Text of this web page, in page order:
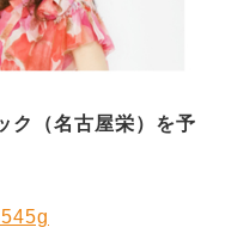
ク（名古屋栄）を予